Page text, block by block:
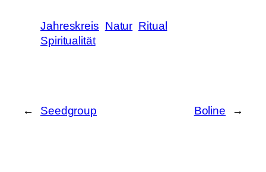
Jahreskreis Natur Ritual
Spiritualität
← Seedgroup Boline →